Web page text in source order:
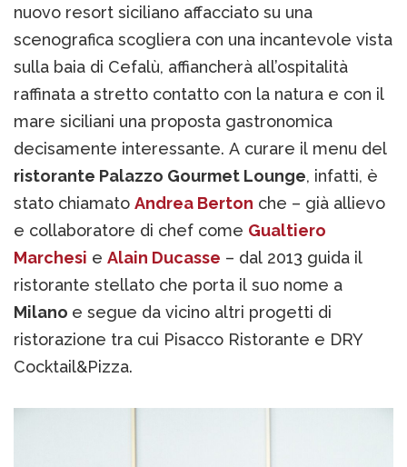
nuovo resort siciliano affacciato su una
scenografica scogliera con una incantevole vista
sulla baia di Cefalù, affiancherà all’ospitalità
raffinata a stretto contatto con la natura e con il
mare siciliani una proposta gastronomica
decisamente interessante. A curare il menu del
ristorante Palazzo Gourmet Lounge, infatti, è
stato chiamato Andrea Berton che – già allievo
e collaboratore di chef come Gualtiero
Marchesi e Alain Ducasse – dal 2013 guida il
ristorante stellato che porta il suo nome a
Milano e segue da vicino altri progetti di
ristorazione tra cui Pisacco Ristorante e DRY
Cocktail&Pizza.